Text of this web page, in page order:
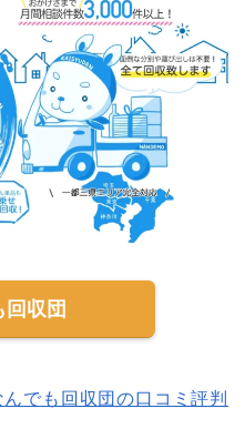
収団
んでも回収団の口コミ評判